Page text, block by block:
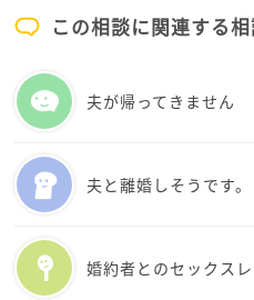
しょう。
例えばお仕事でオドオドし
えします」と返す決まり文
で、焦る時間を減らせます
するだけで印象は変わりま
とも、今はヘアやメイクの
「自分が心地よくいられる
がでしょう。私は外出前に
この相談に関連する
夫が帰ってきません
夫と離婚しそうです。
婚約者とのセックス